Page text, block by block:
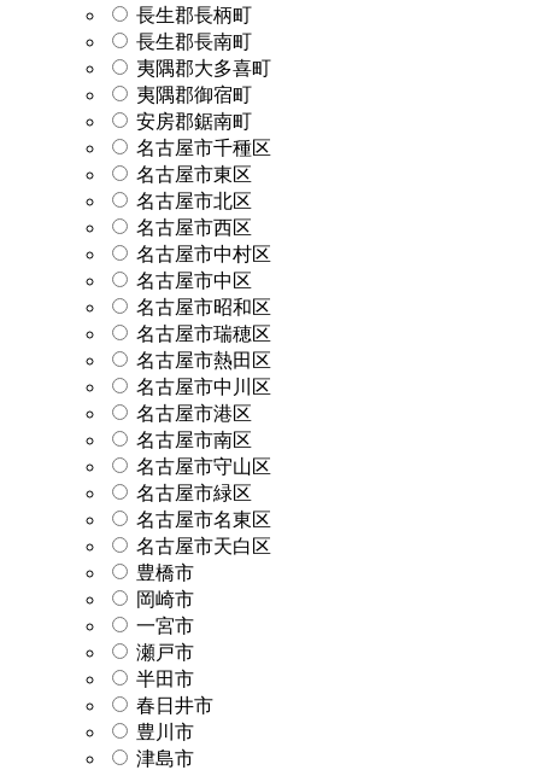
長生郡長柄町
長生郡長南町
夷隅郡大多喜町
夷隅郡御宿町
安房郡鋸南町
名古屋市千種区
名古屋市東区
名古屋市北区
名古屋市西区
名古屋市中村区
名古屋市中区
名古屋市昭和区
名古屋市瑞穂区
名古屋市熱田区
名古屋市中川区
名古屋市港区
名古屋市南区
名古屋市守山区
名古屋市緑区
名古屋市名東区
名古屋市天白区
豊橋市
岡崎市
一宮市
瀬戸市
半田市
春日井市
豊川市
津島市